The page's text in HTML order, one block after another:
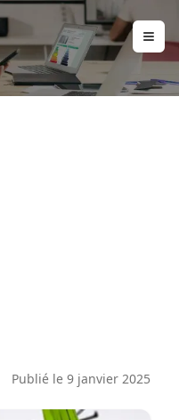
Publié le 9 janvier 2025